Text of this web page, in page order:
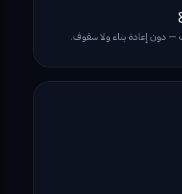
— دون إعادة بناء ولا سقوف.